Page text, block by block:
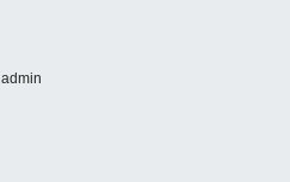
admin